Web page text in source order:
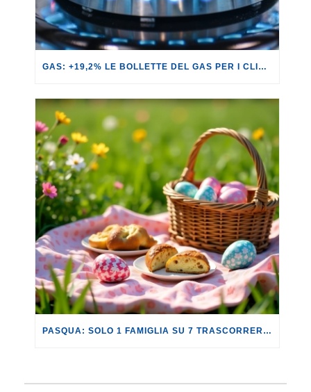
GAS: +19,2% LE BOLLETTE DEL GAS PER I CLIENTI IN SERVIZIO DI VULNERABILITÀ.
PASQUA: SOLO 1 FAMIGLIA SU 7 TRASCORRERÀ QUESTA FESTIVITÀ LONTANO DA CASA.